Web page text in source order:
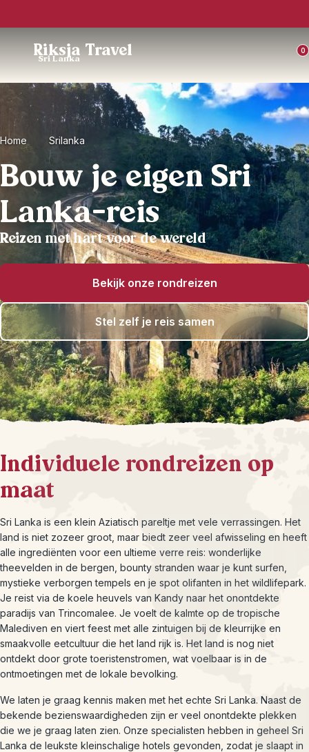
Riksja Travel
Sri Lanka
0
Home Srilanka
Bouw je eigen Sri
Lanka-reis
Reizen met hart voor de wereld
Bekijk onze rondreizen
Stel zelf je reis samen
Individuele rondreizen op
maat
Sri Lanka is een klein Aziatisch pareltje met vele verrassingen. Het
land is niet zozeer groot, maar biedt zeer veel afwisseling en heeft
alle ingrediënten voor een ultieme verre reis: wonderlijke
theevelden in de bergen, bounty stranden waar je kunt surfen,
mystieke verborgen tempels en je spot olifanten in het wildlifepark.
Je reist via de koele heuvels van Kandy naar het onontdekte
paradijs van Trincomalee. Je voelt de kalmte op de tropische
Malediven en viert feest met alle zintuigen bij de kleurrijke en
smaakvolle eetcultuur die het land rijk is. Het land is nog niet
ontdekt door grote toeristenstromen, wat voelbaar is in de
ontmoetingen met de lokale bevolking.
We laten je graag kennis maken met het echte Sri Lanka. Naast de
bekende bezienswaardigheden zijn er veel onontdekte plekken
die we je graag laten zien. Onze specialisten hebben in geheel Sri
Lanka de leukste kleinschalige hotels gevonden, zodat je slaapt in